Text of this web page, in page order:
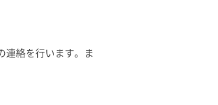
連絡を行います。ま